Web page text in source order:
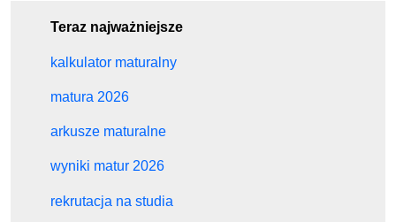
Teraz najważniejsze
kalkulator maturalny
matura 2026
arkusze maturalne
wyniki matur 2026
rekrutacja na studia